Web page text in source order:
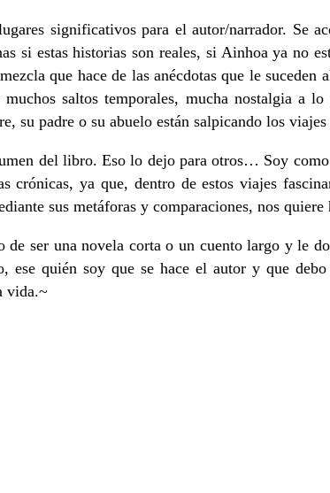
significativos para el autor/narrador. Se
si estas historias son reales, si Ainhoa ya no
que hace de las anécdotas que le
saltos temporales, mucha nostalgia a
su padre o su abuelo están salpicando los
del libro. Eso lo dejo para otros… Soy
crónicas, ya que, dentro de estos viajes
sus metáforas y comparaciones, nos
ser una novela corta o un cuento largo y le
ese quién soy que se hace el autor y que
vida.~